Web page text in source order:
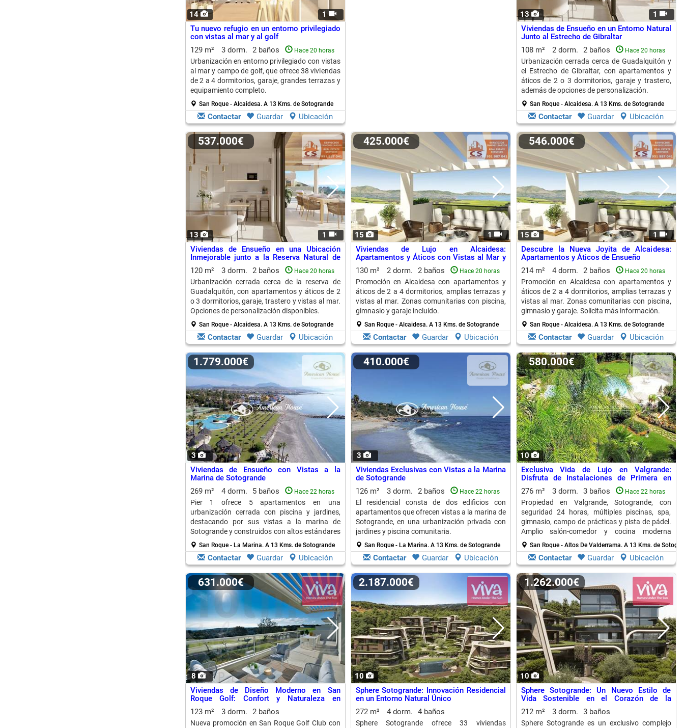
14 1
Tu nuevo refugio en un entorno privilegiado
con vistas al mar y al golf
129 m²
3 dorm. 2 baños Hace 20 horas
Urbanización en entorno privilegiado con vistas
al mar y campo de golf, que ofrece 38 viviendas
de 2 a 4 dormitorios, garaje, grandes terrazas y
equipamiento completo.
San Roque - Alcaidesa. A 13 Kms. de Sotogrande
Contactar Guardar Ubicación
13 1
Viviendas de Ensueño en un Entorno Natural
Junto al Estrecho de Gibraltar
108 m²
2 dorm. 2 baños Hace 20 horas
Urbanización cerrada cerca de Guadalquitón y
el Estrecho de Gibraltar, con apartamentos y
áticos de 2 o 3 dormitorios, garaje y trastero,
además de opciones de personalización.
San Roque - Alcaidesa. A 13 Kms. de Sotogrande
Contactar Guardar Ubicación
13 1
537.000€
Viviendas de Ensueño en una Ubicación
Inmejorable junto a la Reserva Natural de
Guadalquitón
120 m² 3 dorm. 2 baños Hace 20 horas
Urbanización cerrada cerca de la reserva de
Guadalquitón, con apartamentos y áticos de 2
o 3 dormitorios, garaje, trastero y vistas al mar.
Opciones de personalización disponibles.
San Roque - Alcaidesa. A 13 Kms. de Sotogrande
Contactar Guardar Ubicación
15 1
425.000€
Viviendas de Lujo en Alcaidesa:
Apartamentos y Áticos con Vistas al Mar y
Golf
130 m² 2 dorm. 2 baños Hace 20 horas
Promoción en Alcaidesa con apartamentos y
áticos de 2 a 4 dormitorios, amplias terrazas y
vistas al mar. Zonas comunitarias con piscina,
gimnasio y garaje incluido.
San Roque - Alcaidesa. A 13 Kms. de Sotogrande
Contactar Guardar Ubicación
15 1
546.000€
Descubre la Nueva Joyita de Alcaidesa:
Apartamentos y Áticos de Ensueño
214 m²
4 dorm. 2 baños Hace 20 horas
Promoción en Alcaidesa con apartamentos y
áticos de 2 a 4 dormitorios, amplias terrazas y
vistas al mar. Zonas comunitarias con piscina,
gimnasio y garaje. Solicita más información.
San Roque - Alcaidesa. A 13 Kms. de Sotogrande
Contactar Guardar Ubicación
3
1.779.000€
Viviendas de Ensueño con Vistas a la
Marina de Sotogrande
269 m²
4 dorm. 5 baños Hace 22 horas
Pier 1 ofrece 5 apartamentos en una
urbanización cerrada con piscina y jardines,
destacando por sus vistas a la marina de
Sotogrande y construidos con altos estándares
de calidad.
San Roque - La Marina. A 13 Kms. de Sotogrande
Contactar Guardar Ubicación
3
410.000€
Viviendas Exclusivas con Vistas a la Marina
de Sotogrande
126 m²
3 dorm. 2 baños Hace 22 horas
El residencial consta de dos edificios con
apartamentos que ofrecen vistas a la marina de
Sotogrande, en una urbanización privada con
jardines y piscina comunitaria.
San Roque - La Marina. A 13 Kms. de Sotogrande
Contactar Guardar Ubicación
10
580.000€
Exclusiva Vida de Lujo en Valgrande:
Disfruta de Instalaciones de Primera en
Sotogrande
276 m² 3 dorm. 3 baños Hace 22 horas
Propiedad en Valgrande, Sotogrande, con
seguridad 24 horas, múltiples piscinas, spa,
gimnasio, campo de prácticas y pista de pádel.
Amplio salón-comedor y cocina moderna
totalmente equipada.
San Roque - Altos De Valderrama. A 13 Kms. de
Contactar Guardar Ubicación
8
631.000€
Viviendas de Diseño Moderno en San
Roque Golf: Confort y Naturaleza en
Perfecta Armonía
123 m² 3 dorm. 2 baños
Nueva promoción en San Roque Golf Club con
10
2.187.000€
Sphere Sotogrande: Innovación Residencial
en un Entorno Natural Único
272 m²
4 dorm. 4 baños
Sphere Sotogrande ofrece 33 viviendas
10
1.262.000€
Sphere Sotogrande: Un Nuevo Estilo de
Vida Sostenible en el Corazón de la
Naturaleza
212 m² 3 dorm. 3 baños
Sphere Sotogrande es un exclusivo complejo